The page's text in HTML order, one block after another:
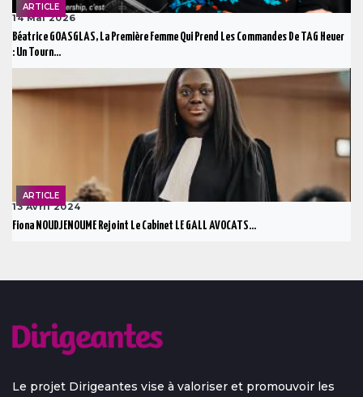
ARTICLE
14 Mai 2026
Béatrice GOASGLAS, La Première Femme Qui Prend Les Commandes De TAG Heuer
: Un Tourn...
ARTICLE
13 Avril 2024
Fiona NOUDJENOUME Rejoint Le Cabinet LE GALL AVOCATS...
Le projet Dirigeantes vise à valoriser et promouvoir les